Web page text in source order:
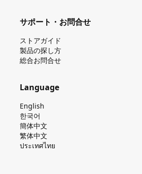
サポート・お問合せ
ストアガイド
製品の探し⽅
総合お問合せ
Language
English
한국어
簡体中文
繁体中文
ประเทศไทย